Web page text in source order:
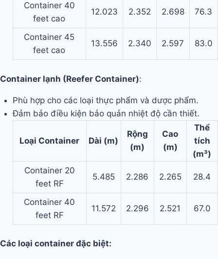
Container 40
feet cao
12.023 2.352 2.698 76.3
Container 45
feet cao
13.556 2.340 2.597 83.0
Container lạnh (Reefer Container):
Phù hợp cho các loại thực phẩm và dược phẩm.
Đảm bảo điều kiện bảo quản nhiệt độ cần thiết.
Loại Container Dài (m)
Rộng
(m)
Cao
(m)
Thể
tích
(m³)
Container 20
feet RF
5.485 2.286 2.265 28.4
Container 40
feet RF
11.572 2.296 2.521 67.0
Các loại container đặc biệt: